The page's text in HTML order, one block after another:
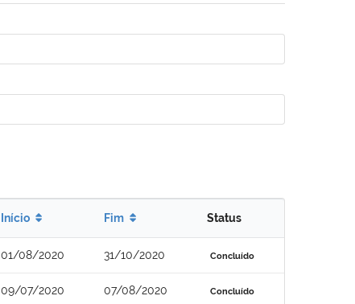
Início Fim Status
01/08/2020 31/10/2020 Concluído
09/07/2020 07/08/2020 Concluído